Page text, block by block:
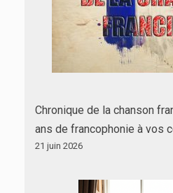
Chronique de la chanson
ans de francophonie à vos
21 juin 2026